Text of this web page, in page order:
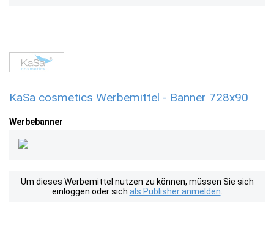
KaSa cosmetics Werbemittel - Banner 728x90
Werbebanner
Um dieses Werbemittel nutzen zu können, müssen Sie sich
einloggen oder sich als Publisher anmelden